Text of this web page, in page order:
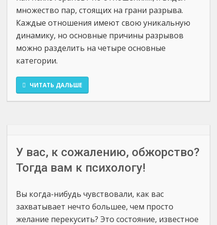
множество пар, стоящих на грани разрыва.
Каждые отношения имеют свою уникальную
динамику, но основные причины разрывов
можно разделить на четыре основные
категории.
ЧИТАТЬ ДАЛЬШЕ
У вас, к сожалению, обжорство?
Тогда вам к психологу!
Вы когда-нибудь чувствовали, как вас
захватывает нечто большее, чем просто
желание перекусить? Это состояние, известное